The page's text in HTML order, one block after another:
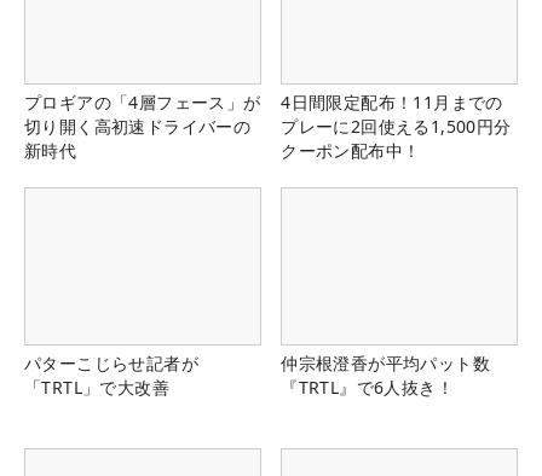
プロギアの「4層フェース」が
切り開く高初速ドライバーの
新時代
4日間限定配布！11月までの
プレーに2回使える1,500円分
クーポン配布中！
パターこじらせ記者が
「TRTL」で大改善
仲宗根澄香が平均パット数
『TRTL』で6人抜き！